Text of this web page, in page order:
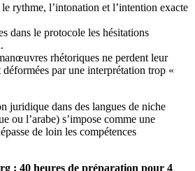
rythme, l’intonation et l’intention exacte
dans le protocole les hésitations
rhétoriques ne perdent leur
par une interprétation trop «
juridique dans des langues de niche
ou l’arabe) s’impose comme une
de loin les compétences
: 40 heures de préparation pour 4